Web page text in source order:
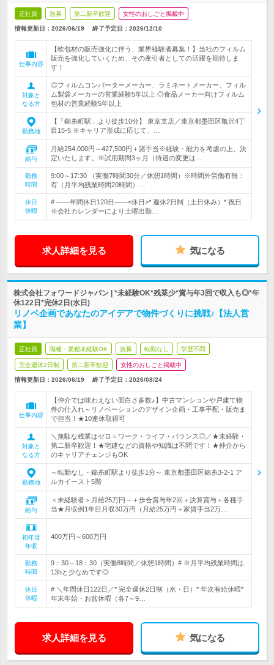
正社員 急募 第二新卒歓迎 女性のおしごと掲載中
情報更新日：2026/06/19 終了予定日： 2026/12/10
仕事内容
【軟包材の販売強化に伴う、業界経験者募集！】当社のフィルム
販売を強化していくため、その牽引者としての活躍を期待しま
す！
対象と
なる方
◎フィルムコンバーターメーカー、ラミネートメーカー、フィル
ム製袋メーカーの営業経験5年以上 ◎食品メーカー向けフィルム
包材の営業経験5年以上
勤務地
【「錦糸町駅」より徒歩10分】 東京支店／東京都墨田区亀沢4丁
目15-5 ※キャリア形成に応じて、…
給与
月給254,000円～427,500円＋諸手当※経験・能力を考慮の上、決
定いたします。※試用期間3ヶ月（待遇の変更は…
勤務
時間
9:00～17:30 （実働7時間30分／休憩1時間）※時間外労働有無：
有（月平均残業時間20時間）…
休日
休暇
# ――年間休日120日――<休日>* 週休2日制（土日休み）* 祝日
※会社カレンダーにより土曜出勤…
求人詳細を見る 気になる
株式会社フォワードジャパン | *未経験OK*残業少*賞与年3回で収入も◎*年
休122日*完休2日(水日)
リノベ企画であなたのアイデアで物件づくりに挑戦♪【法人営
業】
正社員 職種・業種未経験OK 急募 転勤なし 学歴不問
完全週休2日制 第二新卒歓迎 女性のおしごと掲載中
情報更新日：2026/06/19 終了予定日： 2026/08/24
仕事内容
【仲介では味わえない面白さ多数♪】中古マンションや戸建て物
件の仕入れ～リノベーションのデザイン企画・工事手配・販売ま
で担当！★10連休取得可
対象と
なる方
＼無駄な残業はゼロ＝ワーク・ライフ・バランス◎／★未経験・
第二新卒歓迎！★宅建などの資格や知識は不問です！★仲介から
のキャリアチェンジもOK
勤務地
～転勤なし・錦糸町駅より徒歩1分～ 東京都墨田区錦糸3-2-1 ア
ルカイースト5階
給与
＜未経験者＞月給25万円～＋歩合賞与年2回＋決算賞与＋各種手
当★月収例1年目月収30万円（月給25万円＋家賃手当2万…
初年度
年収
400万円～600万円
勤務
時間
9：30～18：30（実働8時間／休憩1時間）# ※月平均残業時間は
13hと少なめです◎
休日
休暇
# ＼年間休日122日／* 完全週休2日制（水・日）* 年次有給休暇*
年末年始・お盆休暇（各7～9…
求人詳細を見る 気になる